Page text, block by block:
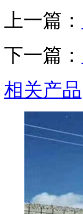
上一篇：
下一篇：
相关产品